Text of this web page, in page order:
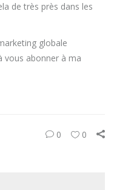
de très près dans les
globale
vous abonner à ma
0 0